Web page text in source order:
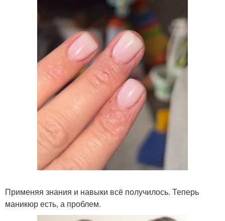
Применяя знания и навыки всё получилось. Теперь
маникюр есть, а проблем.